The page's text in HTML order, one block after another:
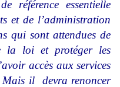
référence essentielle
et de l’administration
qui sont attendues de
la loi et protéger les
accès aux services
Mais il devra renoncer